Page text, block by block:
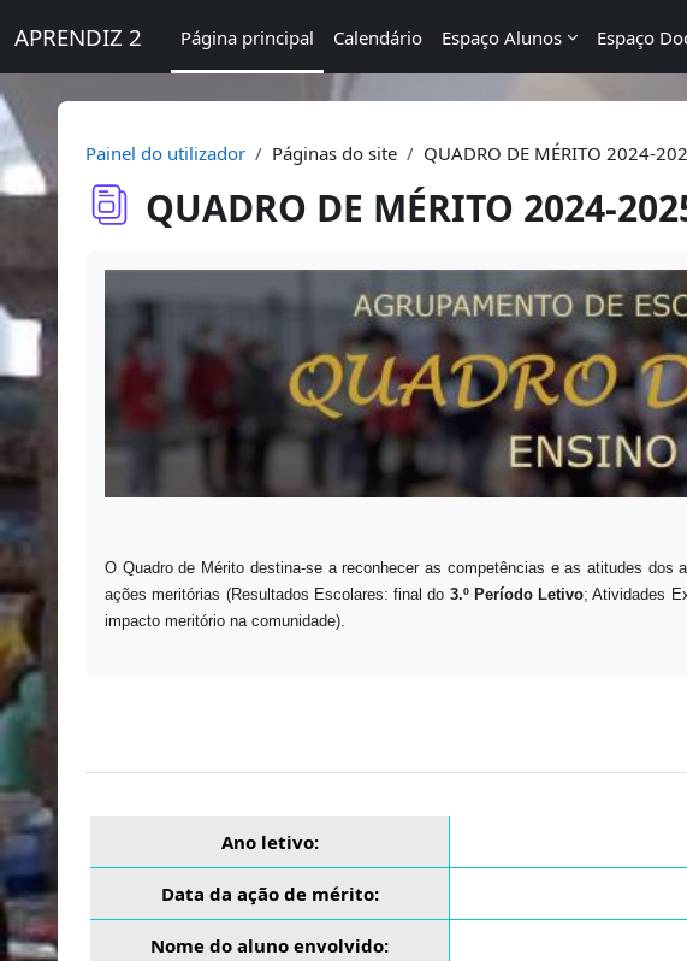
APRENDIZ 2 Página principal Calendário Espaço Alunos Espaço
Painel do utilizador Páginas do site QUADRO DE MÉRITO 2024-
QUADRO DE MÉRITO 2024-
O Quadro de Mérito destina-se a reconhecer as competências e as atitudes
ações meritórias (Resultados Escolares: final do 3.º Período Letivo; Atividades
impacto meritório na comunidade).
Ano letivo:
Data da ação de mérito:
Nome do aluno envolvido: